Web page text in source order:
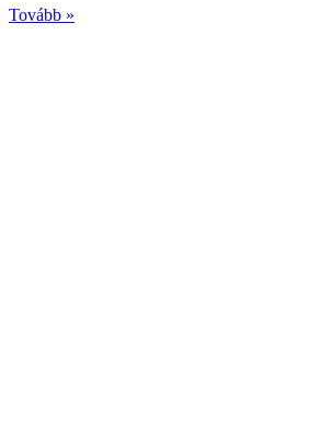
Tovább »